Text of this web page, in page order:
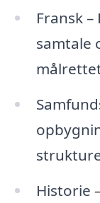
Fransk
samtale
Historie